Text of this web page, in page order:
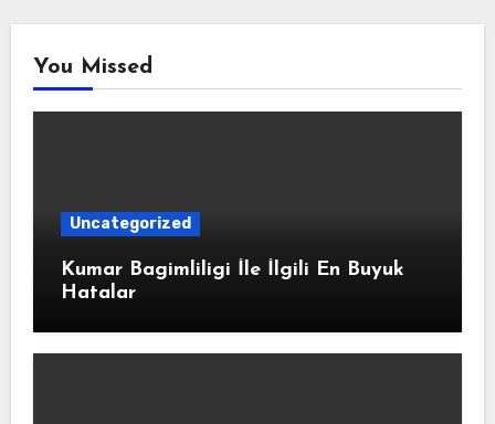
You Missed
Uncategorized
Kumar Bagimliligi İle İlgili En Buyuk
Hatalar